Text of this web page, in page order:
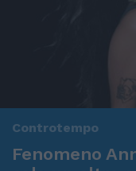
Controtempo
Fenomeno